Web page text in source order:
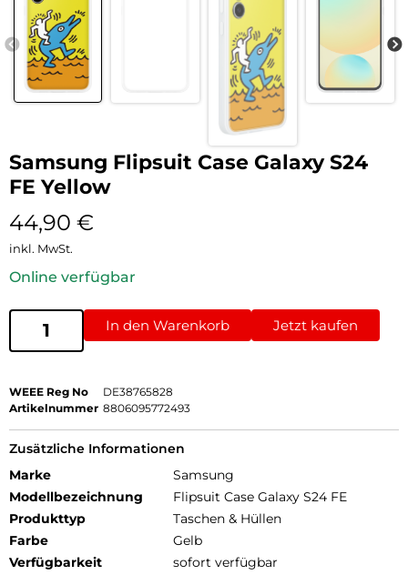
Samsung Flipsuit Case Galaxy S24
FE Yellow
44,90 €
inkl. MwSt.
Online verfügbar
In den Warenkorb Jetzt kaufen
WEEE Reg No
DE38765828
Artikelnummer 8806095772493
Zusätzliche Informationen
Marke
Samsung
Modellbezeichnung
Flipsuit Case Galaxy S24 FE
Produkttyp
Taschen & Hüllen
Farbe
Gelb
Verfügbarkeit
sofort verfügbar